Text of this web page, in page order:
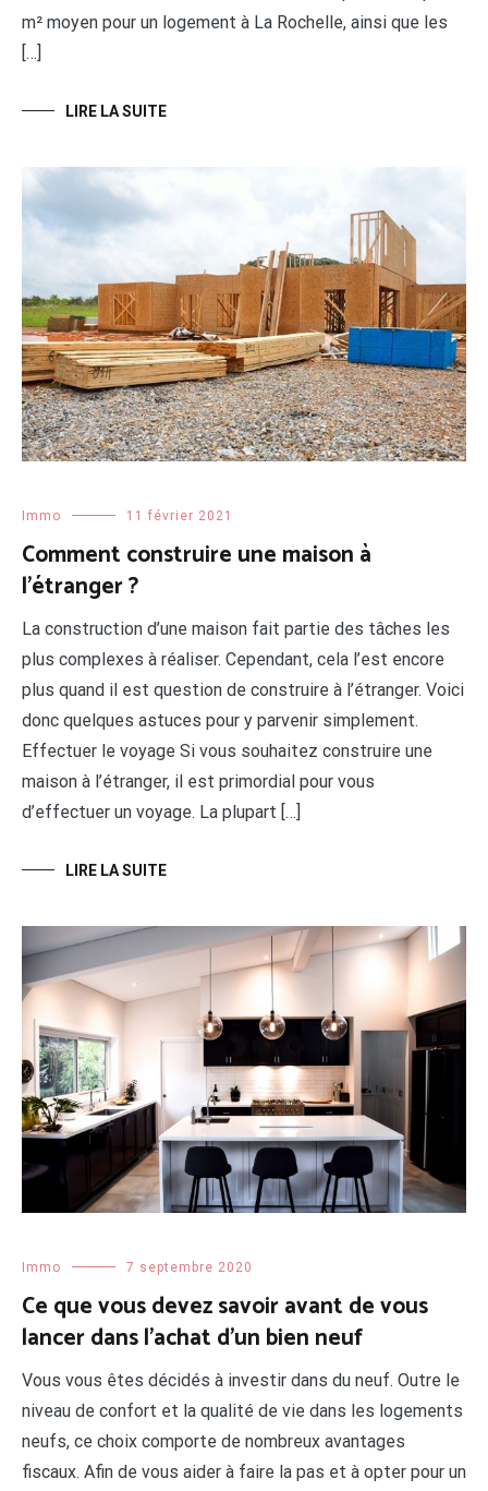
m² moyen pour un logement à La Rochelle, ainsi que les
[…]
LIRE LA SUITE
Immo 11 février 2021
Comment construire une maison à
l’étranger ?
La construction d’une maison fait partie des tâches les
plus complexes à réaliser. Cependant, cela l’est encore
plus quand il est question de construire à l’étranger. Voici
donc quelques astuces pour y parvenir simplement.
Effectuer le voyage Si vous souhaitez construire une
maison à l’étranger, il est primordial pour vous
d’effectuer un voyage. La plupart […]
LIRE LA SUITE
Immo 7 septembre 2020
Ce que vous devez savoir avant de vous
lancer dans l’achat d’un bien neuf
Vous vous êtes décidés à investir dans du neuf. Outre le
niveau de confort et la qualité de vie dans les logements
neufs, ce choix comporte de nombreux avantages
fiscaux. Afin de vous aider à faire la pas et à opter pour un